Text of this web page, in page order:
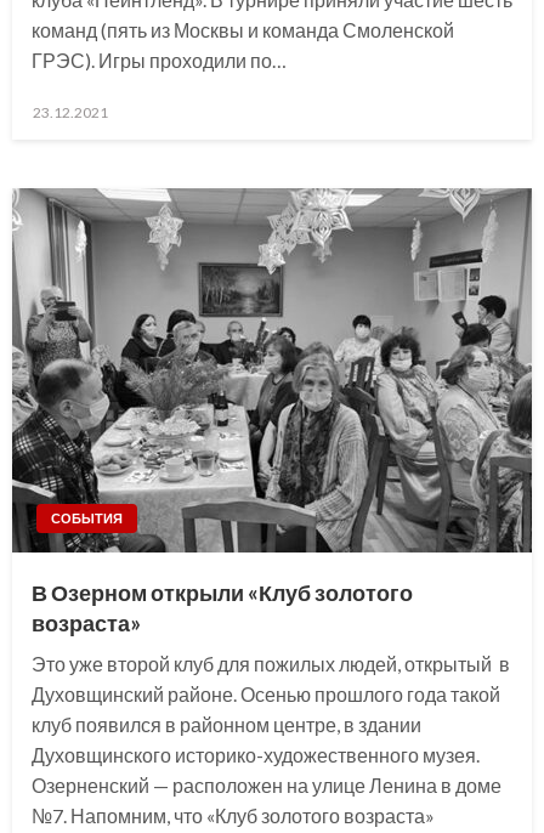
команд (пять из Москвы и команда Смоленской
ГРЭС). Игры проходили по…
Posted
23.12.2021
СОБЫТИЯ
В Озерном открыли «Клуб золотого
возраста»
Это уже второй клуб для пожилых людей, открытый в
Духовщинский районе. Осенью прошлого года такой
клуб появился в районном центре, в здании
Духовщинского историко-художественного музея.
Озерненский — расположен на улице Ленина в доме
№7. Напомним, что «Клуб золотого возраста»